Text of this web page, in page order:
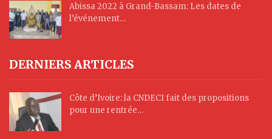
Abissa 2022 à Grand-Bassam: Les dates de
l’événement…
DERNIERS ARTICLES
Côte d’Ivoire: la CNDECI fait des propositions
pour une rentrée…